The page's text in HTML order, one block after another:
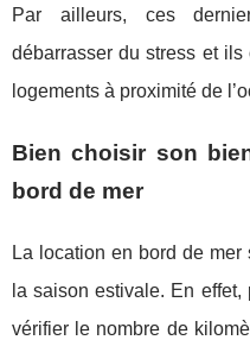
Par ailleurs, ces
débarrasser du stress et
logements à proximité de
Bien choisir son
bord de mer
La location en bord de
la saison estivale. En
vérifier le nombre de